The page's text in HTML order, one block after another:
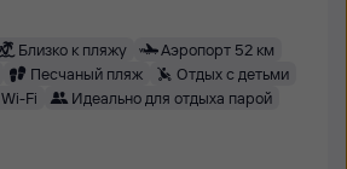
Близко к пляжу
Аэропорт 52 км
Песчаный пляж
Отдых с детьми
Wi-Fi Идеально для отдыха парой